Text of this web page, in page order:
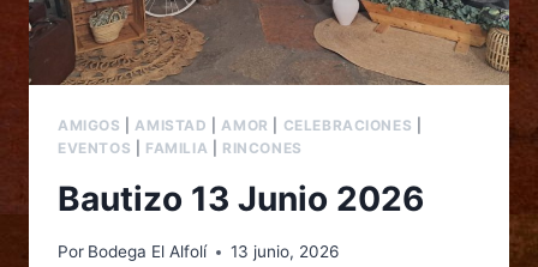
AMIGOS AMISTAD AMOR CELEBRACIONES
EVENTOS
FAMILIA RINCONES
Bautizo 13 Junio 2026
Por Bodega El Alfolí 13 junio, 2026